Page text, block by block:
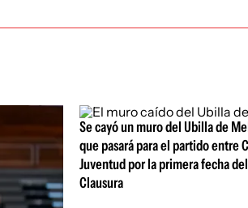
Se cayó un muro del Ubilla de
que pasará para el partido entre
Juventud por la primera fecha
Clausura